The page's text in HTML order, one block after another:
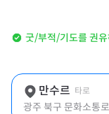
굿/부적/기도를 권
만수르 타로
광주 북구 문화소통